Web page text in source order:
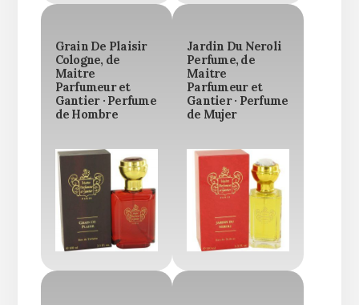
Grain De Plaisir
Cologne, de
Maitre
Parfumeur et
Gantier · Perfume
de Hombre
Jardin Du Neroli
Perfume, de
Maitre
Parfumeur et
Gantier · Perfume
de Mujer